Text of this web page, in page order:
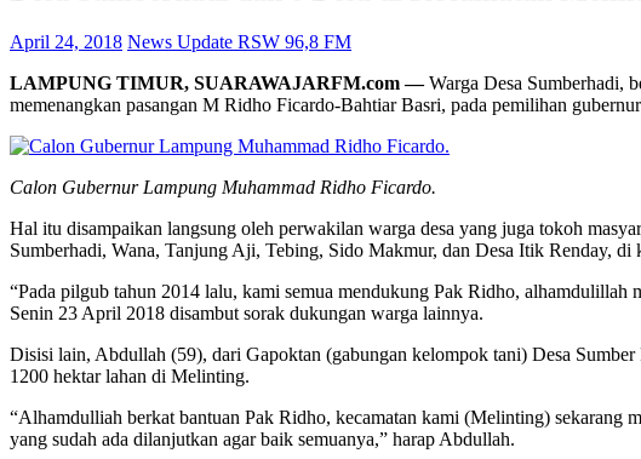
April 24, 2018 News Update RSW 96,8 FM
LAMPUNG TIMUR, SUARAWAJARFM.com —Warga Desa Sumberhadi,
memenangkan pasangan M Ridho Ficardo-Bahtiar Basri, pada pemilihan
Calon Gubernur Lampung Muhammad Ridho Ficardo.
Hal itu disampaikan langsung oleh perwakilan warga desa yang juga tokoh
Sumberhadi, Wana, Tanjung Aji, Tebing, Sido Makmur, dan Desa Itik Renday,
“Pada pilgub tahun 2014 lalu, kami semua mendukung Pak Ridho,
Senin 23 April 2018 disambut sorak dukungan warga lainnya.
Disisi lain, Abdullah (59), dari Gapoktan (gabungan kelompok tani) Desa
1200 hektar lahan di Melinting.
“Alhamdulliah berkat bantuan Pak Ridho, kecamatan kami (Melinting) sekarang
yang sudah ada dilanjutkan agar baik semuanya,” harap Abdullah.